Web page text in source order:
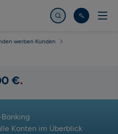
Jetzt suchen
werben Kunden
€
Konten im Überblick